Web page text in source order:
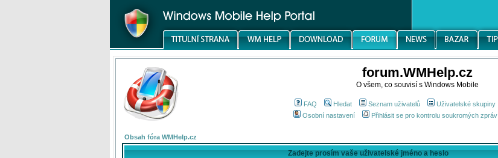
forum.WMHelp.cz
O všem, co souvisí s Windows Mobile
FAQ Hledat Seznam uživatelů Uživatelské skupiny
Osobní nastavení
Přihlásit se pro kontrolu soukromých zpráv
Obsah fóra WMHelp.cz
Zadejte prosím vaše uživatelské jméno a heslo